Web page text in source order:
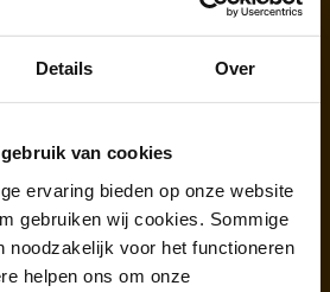
Details Over
van cookies
ervaring bieden op onze website
gebruiken wij cookies. Sommige
noodzakelijk voor het functioneren
helpen ons om onze